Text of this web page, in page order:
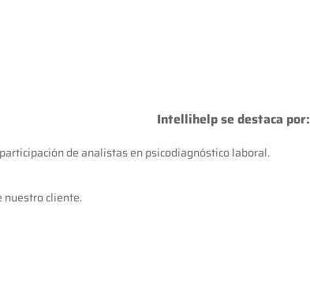
Intellihelp se destaca por:
de analistas en psicodiagnóstico laboral.
nuestro cliente.